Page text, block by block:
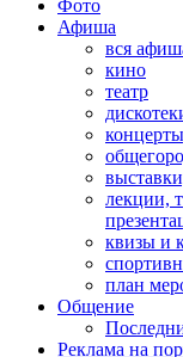
Фото
Афиша
вся
кино
театр
лекции,
квизы и
план
Общение
Реклама на